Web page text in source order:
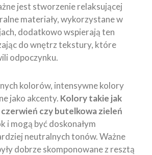
jest stworzenie relaksującej
materiały, wykorzystane w
dodatkowo wspierają ten
do wnętrz tekstury, które
odpoczynku.
kolorów, intensywne kolory
jako akcenty. Kolory takie jak
czy butelkowa zieleń
i mogą być doskonałym
neutralnych tonów. Ważne
dobrze skomponowane z resztą